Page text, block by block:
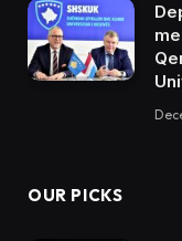
OUR PICKS